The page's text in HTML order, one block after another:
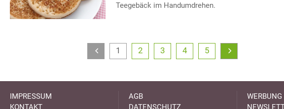
Teegebäck im Handumdrehen.
1 2 3 4 5
IMPRESSUM
KONTAKT
AGB
DATENSCHUTZ
WERBUNG